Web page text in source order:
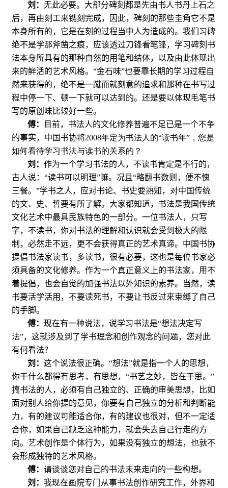
刘：无此必要。大部分碑刻都是先由书人书丹上石之
后，再由刻工来镌刻完成，因此，碑刻的那些圭角它不是
本身所有的，它是在刻的过程当中人为造成的。我们习碑
绝不是学那斧凿之痕，应该透过刀锋看笔锋，学习碑刻书
法本身所具有的那种自然的用笔和结体，以及由此体现出
来的鲜活的艺术风格。“金石味”也要靠长期的学习过程自
然来获得的，绝不是一蹴而就刻意的追求和那种在书写过
程中停一下、顿一下就可以达到的。还是要以体现毛笔书
写的原创味比较好一些。
傅：
目前，书法人的文化修养普遍不足已是一个不争
的事实，中国书协将2008年定为书法人的“读书年”，您是
如何看待学习书法与读书的关系的？
刘：作为一个学习书法的人，不读书肯定是不行的，
古人说：“读书可以明理”嘛。况且“略翻书数则，便不愧
三餐。”学书之人，应对书论、书史要熟知，对中国传统
的文、史、哲要有所了解。大家都知道，书法是我国传统
文化艺术中最具民族特色的一部分。一位书法人，只写
字，不读书，你对书法的理解和认识就会受到极大的限
制，必然走不远，更不会获得真正的艺术真谛。中国书协
提倡书法家读书，多读书，很有必要，这也是每位书家必
须具备的文化修养。作为一个真正意义上的书法家，用不
着提倡，也会自觉的加强书法以外知识的素养。当然，读
书要活学活用，不要读死书，不要让书反过来束缚了自己
的手脚。
傅：现在有一种说法，说学习书法是“想法决定写
法”，这就涉及到了学书理念和创作观念的问题，您对此
有何看法？
刘：这个说法很正确。“想法”就是指一个人的思想，
你干什么都得有思考，有思想，“书艺之妙，皆在于思。”
搞书法的人，必须有自己独立的、正确的审美思想，比如
面对别人给你提的意见，你要有自己独立的分析和判断能
力，有的建议可能适合你，有的建议也很对，但不一定适
合你，如果自己缺乏这种能力，就会失去自己行走的方
向。艺术创作是个体行为，如果没有独立的想法，也就不
会形成独特的艺术风格。
傅：请谈谈您对自己的书法未来走向的一些构想。
刘：我现在画院专门从事书法创作研究工作，外界和